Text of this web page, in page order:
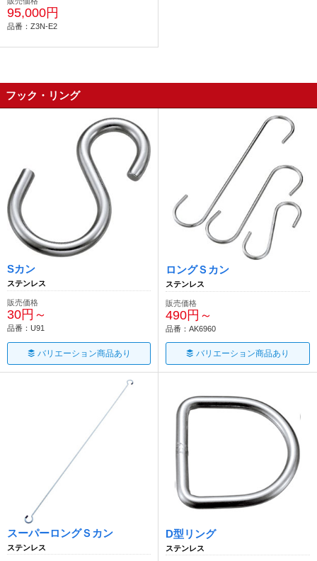
95,000円
品番：Z3N-E2
フック・リング
Sカン
ステンレス
販売価格
30円～
品番：U91
バリエーション商品あり
ロングＳカン
ステンレス
販売価格
490円～
品番：AK6960
バリエーション商品あり
スーパーロングＳカン
ステンレス
D型リング
ステンレス